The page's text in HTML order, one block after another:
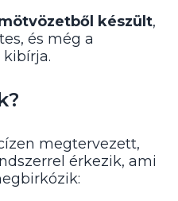
készült,
és még a
megtervezett,
érkezik, ami